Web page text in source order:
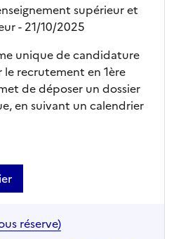
supérieur et
- 21/10/2025
unique de candidature
recrutement en 1ère
de déposer un dossier
en suivant un calendrier
réserve)